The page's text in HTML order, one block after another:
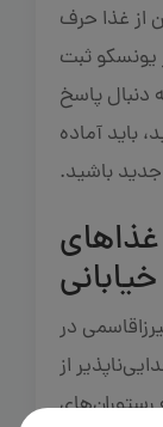
از غذا حرف
یونسکو ثبت
دنبال پاسخ
باید آماده
باشید.
خیابانی
در
از